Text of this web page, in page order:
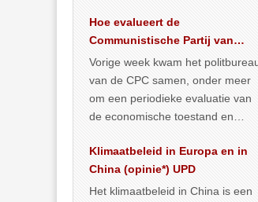
vergroening… >> lees meer
Hoe evalueert de
Communistische Partij van
China de economische
situatie?
Vorige week kwam het
van de CPC samen, onder meer
om een periodieke evaluatie van
de economische toestand en
publiceerden… >> lees meer
Klimaatbeleid in Europa en in
China (opinie*) UPD
Het klimaatbeleid in China is een